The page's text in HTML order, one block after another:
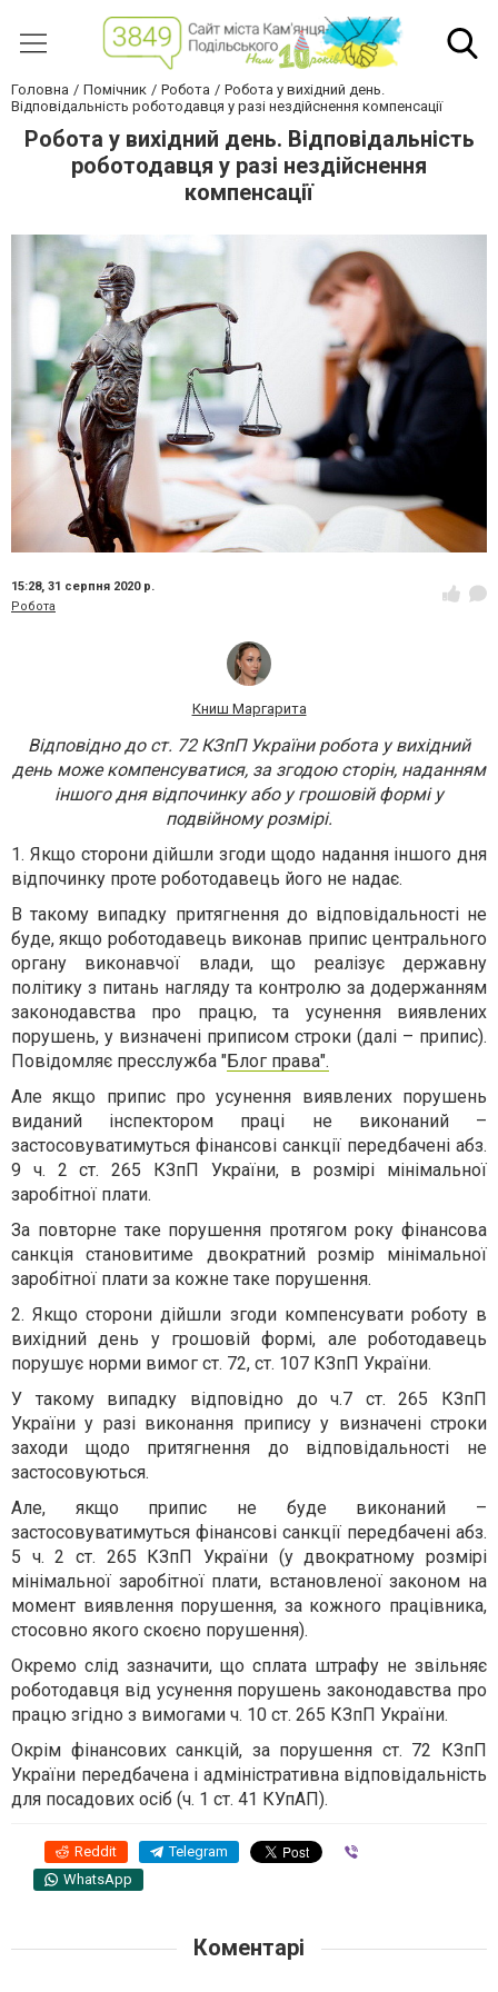
Головна Помічник Робота
Робота у вихідний день.
Відповідальність роботодавця у разі нездійснення компенсації
Робота у вихідний день. Відповідальність
роботодавця у разі нездійснення
компенсації
15:28, 31 серпня 2020 р.
Робота
Книш Маргарита
Відповідно до ст. 72 КЗпП України робота у вихідний
день може компенсуватися, за згодою сторін, наданням
іншого дня відпочинку або у грошовій формі у
подвійному розмірі.
1. Якщо сторони дійшли згоди щодо надання іншого дня
відпочинку проте роботодавець його не надає.
В такому випадку притягнення до відповідальності не
буде, якщо роботодавець виконав припис центрального
органу виконавчої влади, що реалізує державну
політику з питань нагляду та контролю за додержанням
законодавства про працю, та усунення виявлених
порушень, у визначені приписом строки (далі – припис).
Повідомляє пресслужба "Блог права".
Але якщо припис про усунення виявлених порушень
виданий інспектором праці не виконаний –
застосовуватимуться фінансові санкції передбачені абз.
9 ч. 2 ст. 265 КЗпП України, в розмірі мінімальної
заробітної плати.
За повторне таке порушення протягом року фінансова
санкція становитиме двократний розмір мінімальної
заробітної плати за кожне таке порушення.
2. Якщо сторони дійшли згоди компенсувати роботу в
вихідний день у грошовій формі, але роботодавець
порушує норми вимог ст. 72, ст. 107 КЗпП України.
У такому випадку відповідно до ч.7 ст. 265 КЗпП
України у разі виконання припису у визначені строки
заходи щодо притягнення до відповідальності не
застосовуються.
Але, якщо припис не буде виконаний –
застосовуватимуться фінансові санкції передбачені абз.
5 ч. 2 ст. 265 КЗпП України (у двократному розмірі
мінімальної заробітної плати, встановленої законом на
момент виявлення порушення, за кожного працівника,
стосовно якого скоєно порушення).
Окремо слід зазначити, що сплата штрафу не звільняє
роботодавця від усунення порушень законодавства про
працю згідно з вимогами ч. 10 ст. 265 КЗпП України.
Окрім фінансових санкцій, за порушення ст. 72 КЗпП
України передбачена і адміністративна відповідальність
для посадових осіб (ч. 1 ст. 41 КУпАП).
Reddit Telegram
WhatsApp
Коментарі